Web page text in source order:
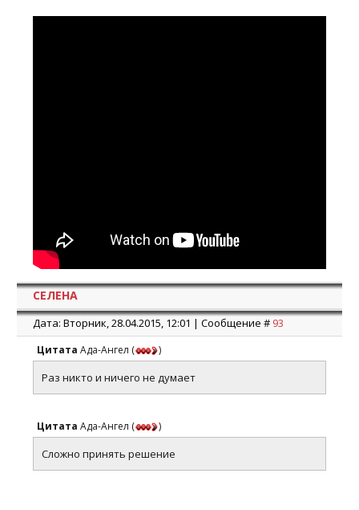
СЕЛЕНА
Дата: Вторник, 28.04.2015, 12:01 | Сообщение # 93
Цитата Ада-Ангел ( )
Раз никто и ничего не думает
Цитата Ада-Ангел ( )
Сложно принять решение